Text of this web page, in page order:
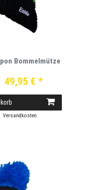
Bommelmütze
49,95 € *
Versandkosten